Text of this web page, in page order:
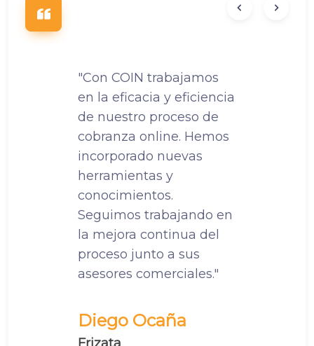
"Con COIN trabajamos
en la eficacia y eficiencia
de nuestro proceso de
cobranza online. Hemos
incorporado nuevas
herramientas y
conocimientos.
Seguimos trabajando en
la mejora continua del
proceso junto a sus
asesores comerciales."
Diego Ocaña